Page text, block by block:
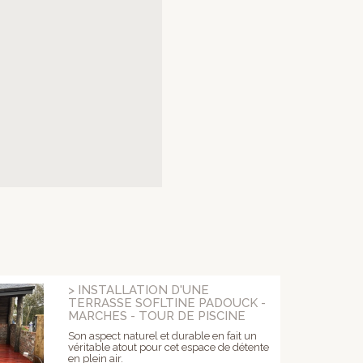
> INSTALLATION D'UNE
TERRASSE SOFLTINE PADOUCK -
MARCHES - TOUR DE PISCINE
Son aspect naturel et durable en fait un
véritable atout pour cet espace de détente
en plein air.